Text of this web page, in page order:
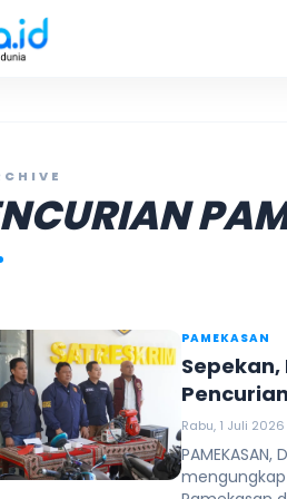
PAMEKASAN
Sepekan,
Pencurian
Rabu, 1 Juli 2026